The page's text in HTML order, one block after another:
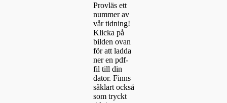
Provläs ett
nummer av
vår tidning!
Klicka på
bilden ovan
för att ladda
ner en pdf-
fil till din
dator. Finns
såklart också
som tryckt